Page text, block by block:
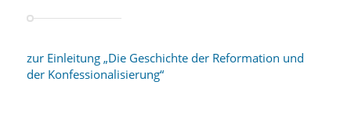
zur Einleitung „Die Geschichte der Reformation und
der Konfessionalisierung“